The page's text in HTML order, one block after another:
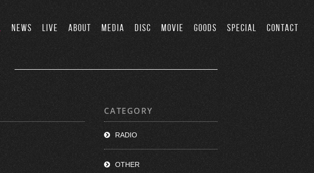
NEWS LIVE ABOUT MEDIA DISC MOVIE GOODS SPECIAL CONTACT
CATEGORY
RADIO
OTHER